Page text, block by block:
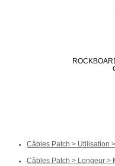
Câbles Patch > Utilisation
Câbles Patch > Longeur >